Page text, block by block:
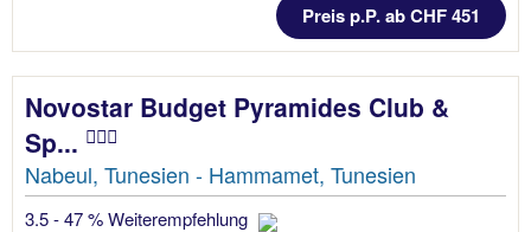
Preis p.P. ab CHF 451
Novostar Budget Pyramides Club &
Sp...
Nabeul, Tunesien - Hammamet, Tunesien
3.5 - 47 % Weiterempfehlung